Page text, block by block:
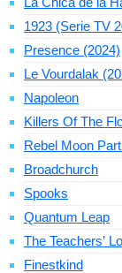
1923 (Serie TV
Presence (2024)
Le Vourdalak
Napoleon
Killers Of The
Rebel Moon
Broadchurch
Spooks
Quantum Leap
The Teachers’
Finestkind